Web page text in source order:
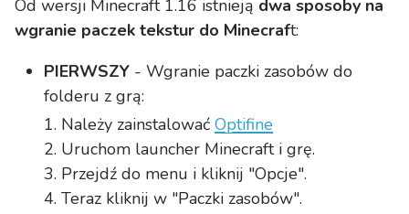
Od wersji Minecraft 1.16 istnieją dwa sposoby na
wgranie paczek tekstur do Minecraft:
PIERWSZY- Wgranie paczki zasobów do
folderu z grą:
Należy zainstalowaćOptifine
Uruchom launcher Minecraft i grę.
Przejdź do menu i kliknij "Opcje".
Teraz kliknij w "Paczki zasobów".